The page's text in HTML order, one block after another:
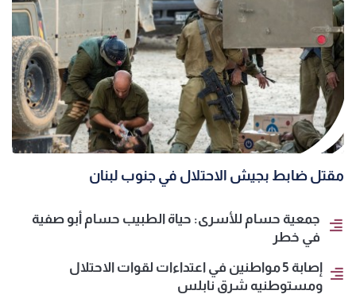
مقتل ضابط بجيش الاحتلال في جنوب لبنان
جمعية حسام للأسرى: حياة الطبيب حسام أبو صفية
في خطر
إصابة 5 مواطنين في اعتداءات لقوات الاحتلال
ومستوطنيه شرق نابلس